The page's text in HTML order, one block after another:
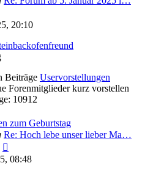
20:10
Uservorstellungen
Forenmitglieder kurz vorstellen
: 10912
zum Geburtstag
Re: Hoch lebe unser lieber Ma…
Beitrag
08:48